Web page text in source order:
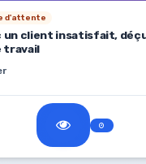
d'attente
un client insatisfait,
travail